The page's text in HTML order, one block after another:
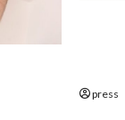
press